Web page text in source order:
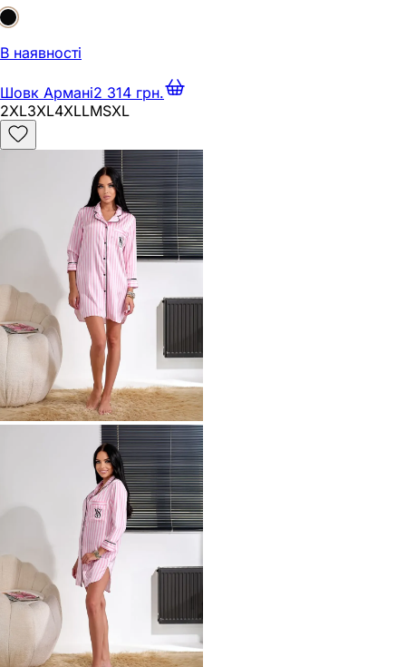
В наявності
Шовк Армані2 314 грн.
2XL3XL4XLLMSXL